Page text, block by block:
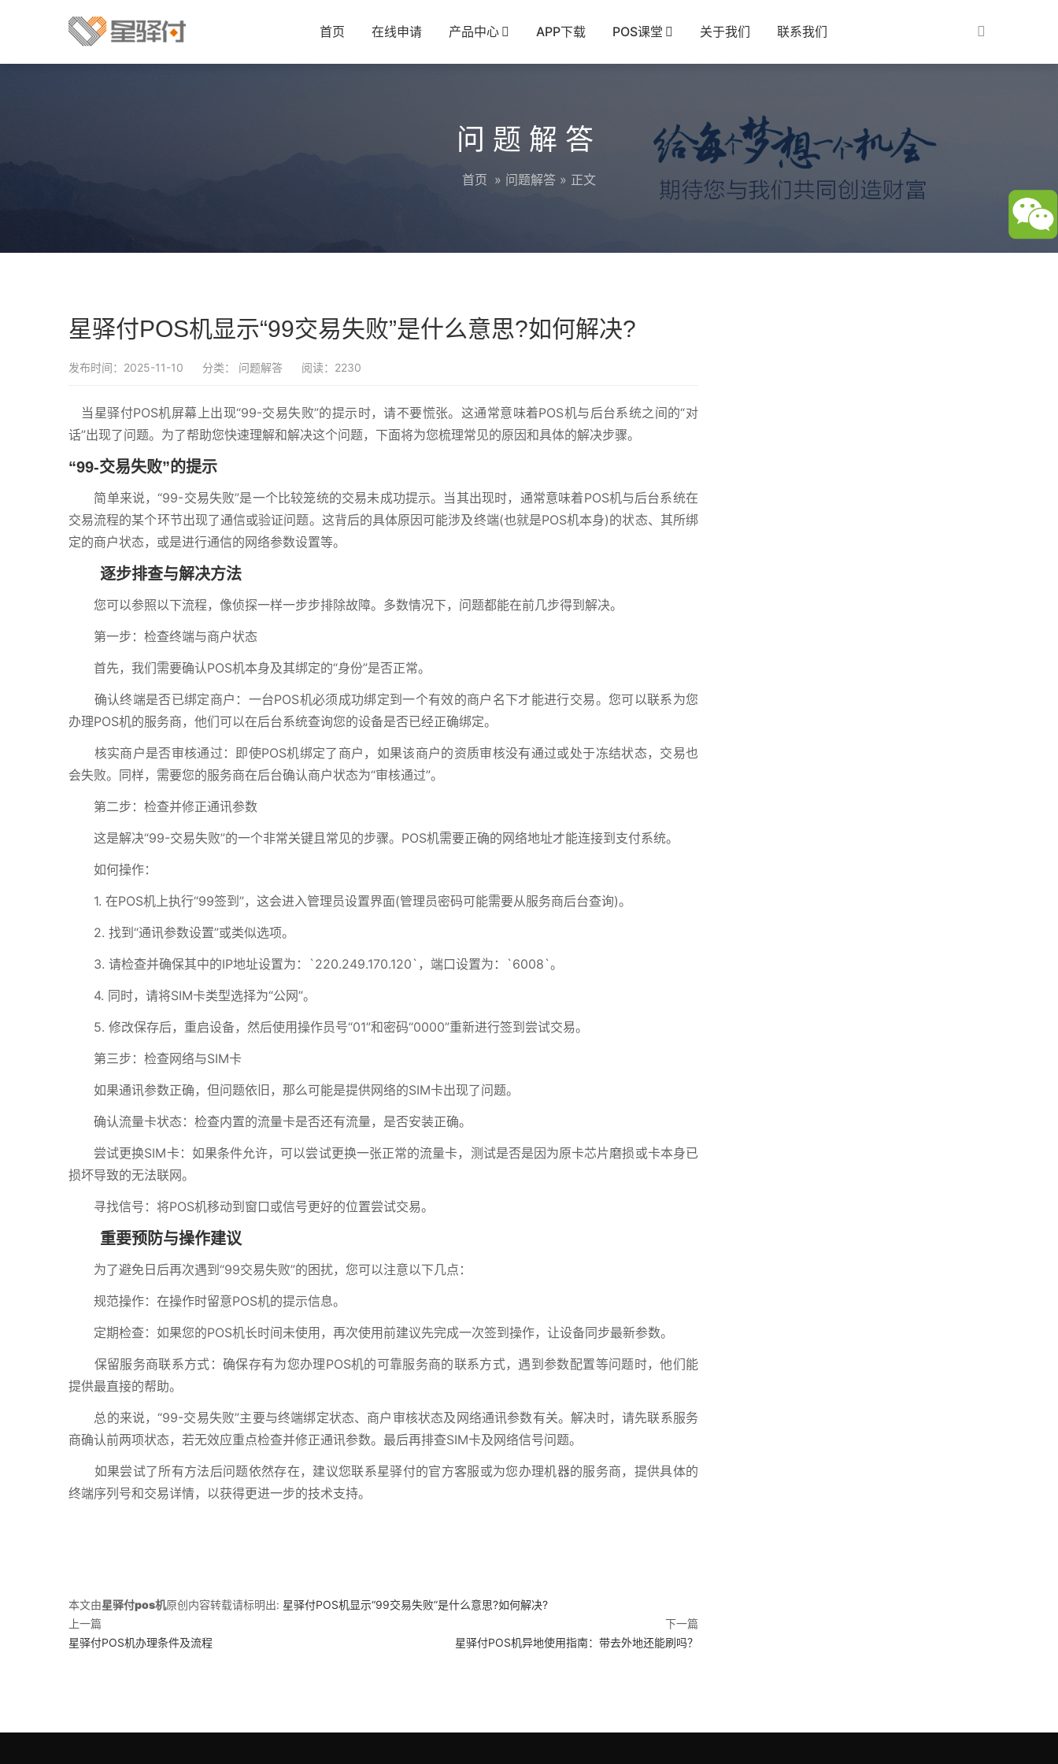
首页 在线申请 产品中心 APP下载 POS课堂 关于我们 联系我们
问题解答
首页 » 问题解答 » 正文
星驿付POS机显示“99交易失败”是什么意思?如何解决?
发布时间：2025-11-10 分类： 问题解答 阅读：2230
当星驿付POS机屏幕上出现“99-交易失败”的提示时，请不要慌张。这通常意味着POS机与后台系统之间的“对
话”出现了问题。为了帮助您快速理解和解决这个问题，下面将为您梳理常见的原因和具体的解决步骤。
“99-交易失败”的提示
简单来说，“99-交易失败”是一个比较笼统的交易未成功提示。当其出现时，通常意味着POS机与后台系统在
交易流程的某个环节出现了通信或验证问题。这背后的具体原因可能涉及终端(也就是POS机本身)的状态、其所绑
定的商户状态，或是进行通信的网络参数设置等。
逐步排查与解决方法
您可以参照以下流程，像侦探一样一步步排除故障。多数情况下，问题都能在前几步得到解决。
第一步：检查终端与商户状态
首先，我们需要确认POS机本身及其绑定的“身份”是否正常。
确认终端是否已绑定商户：一台POS机必须成功绑定到一个有效的商户名下才能进行交易。您可以联系为您
办理POS机的服务商，他们可以在后台系统查询您的设备是否已经正确绑定。
核实商户是否审核通过：即使POS机绑定了商户，如果该商户的资质审核没有通过或处于冻结状态，交易也
会失败。同样，需要您的服务商在后台确认商户状态为“审核通过”。
第二步：检查并修正通讯参数
这是解决“99-交易失败”的一个非常关键且常见的步骤。POS机需要正确的网络地址才能连接到支付系统。
如何操作：
1. 在POS机上执行“99签到”，这会进入管理员设置界面(管理员密码可能需要从服务商后台查询)。
2. 找到“通讯参数设置”或类似选项。
3. 请检查并确保其中的IP地址设置为：`220.249.170.120`，端口设置为：`6008`。
4. 同时，请将SIM卡类型选择为“公网”。
5. 修改保存后，重启设备，然后使用操作员号“01”和密码“0000”重新进行签到尝试交易。
第三步：检查网络与SIM卡
如果通讯参数正确，但问题依旧，那么可能是提供网络的SIM卡出现了问题。
确认流量卡状态：检查内置的流量卡是否还有流量，是否安装正确。
尝试更换SIM卡：如果条件允许，可以尝试更换一张正常的流量卡，测试是否是因为原卡芯片磨损或卡本身已
损坏导致的无法联网。
寻找信号：将POS机移动到窗口或信号更好的位置尝试交易。
重要预防与操作建议
为了避免日后再次遇到“99交易失败”的困扰，您可以注意以下几点：
规范操作：在操作时留意POS机的提示信息。
定期检查：如果您的POS机长时间未使用，再次使用前建议先完成一次签到操作，让设备同步最新参数。
保留服务商联系方式：确保存有为您办理POS机的可靠服务商的联系方式，遇到参数配置等问题时，他们能
提供最直接的帮助。
总的来说，“99-交易失败”主要与终端绑定状态、商户审核状态及网络通讯参数有关。解决时，请先联系服务
商确认前两项状态，若无效应重点检查并修正通讯参数。最后再排查SIM卡及网络信号问题。
如果尝试了所有方法后问题依然存在，建议您联系星驿付的官方客服或为您办理机器的服务商，提供具体的
终端序列号和交易详情，以获得更进一步的技术支持。
本文由星驿付pos机原创内容转载请标明出: 星驿付POS机显示“99交易失败”是什么意思?如何解决?
上一篇
星驿付POS机办理条件及流程
下一篇
星驿付POS机异地使用指南：带去外地还能刷吗？